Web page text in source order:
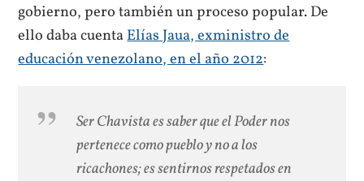
gobierno, pero también un proceso popular. De
ello daba cuentaElías Jaua, exministro de
educación venezolano, en el año 2012:
Ser Chavista es saber que el Poder nos
pertenece como pueblo y no a los
ricachones; es sentirnos respetados en